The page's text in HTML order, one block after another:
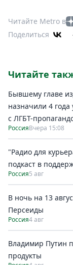
Читайте Metro в
Поделиться
Читайте
Бывшему главе
назначили 4
с ЛГБТ-
РоссияВчера 15:08
"Радио для
подкаст в
Россия5 авг
В ночь на 13
Персеиды
Россия4 авг
Владимир Путин
продукты